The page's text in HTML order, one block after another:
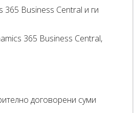
Business Central и ги
365 Business Central,
договорени суми